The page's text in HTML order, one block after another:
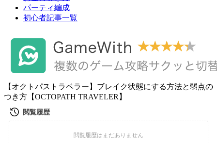
パーティ編成
初心者記事一覧
【オクトパストラベラー】ブレイク状態にする方法と弱点の
つき方【OCTOPATH TRAVELER】